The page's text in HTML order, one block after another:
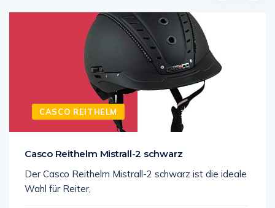
CASCO REITHELM
Casco Reithelm Mistrall-2 schwarz
Der Casco Reithelm Mistrall-2 schwarz ist die ideale
Wahl für Reiter,